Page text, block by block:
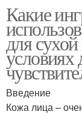
Какие
для
условиях
Введение
Кожа лица –